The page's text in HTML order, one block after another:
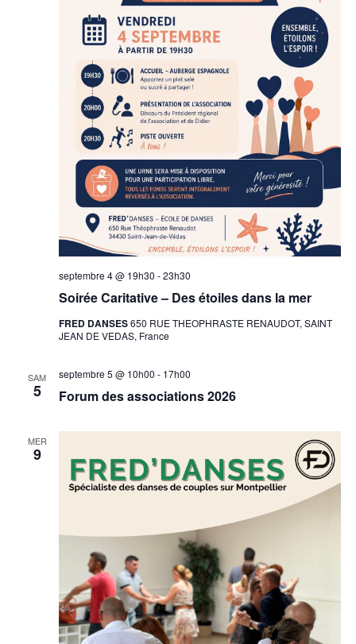
Soirée Caritative – Des étoiles dans la mer
septembre 4 @ 19h30 -23h30
FRED DANSES650 RUE THEOPHRASTE RENAUDOT, SAINT
JEAN DE VEDAS, France
SAM
5 Forum des associations 2026
septembre 5 @ 10h00 - 17h00
MER
9